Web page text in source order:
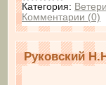
Категория:
Комментарии (0)
Руковский